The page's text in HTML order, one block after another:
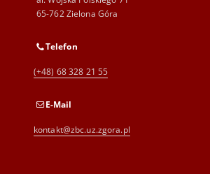
65-762 Zielona Góra
Telefon
(+48) 68 328 21 55
E-Mail
kontakt@zbc.uz.zgora.pl